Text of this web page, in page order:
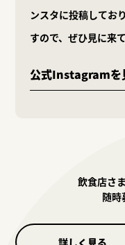
ンスタに投稿してお
すので、ぜひ見に来
公式Instagramを
飲食店さ
随時